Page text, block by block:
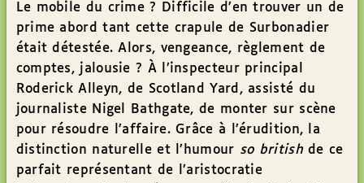
Le mobile du crime ? Difficile d’en trouver un de
prime abord tant cette crapule de Surbonadier
était détestée. Alors, vengeance, règlement de
comptes, jalousie ? À l’inspecteur principal
Roderick Alleyn, de Scotland Yard, assisté du
journaliste Nigel Bathgate, de monter sur scène
pour résoudre l’affaire. Grâce à l’érudition, la
distinction naturelle et l’humour so britishde ce
parfait représentant de l’aristocratie